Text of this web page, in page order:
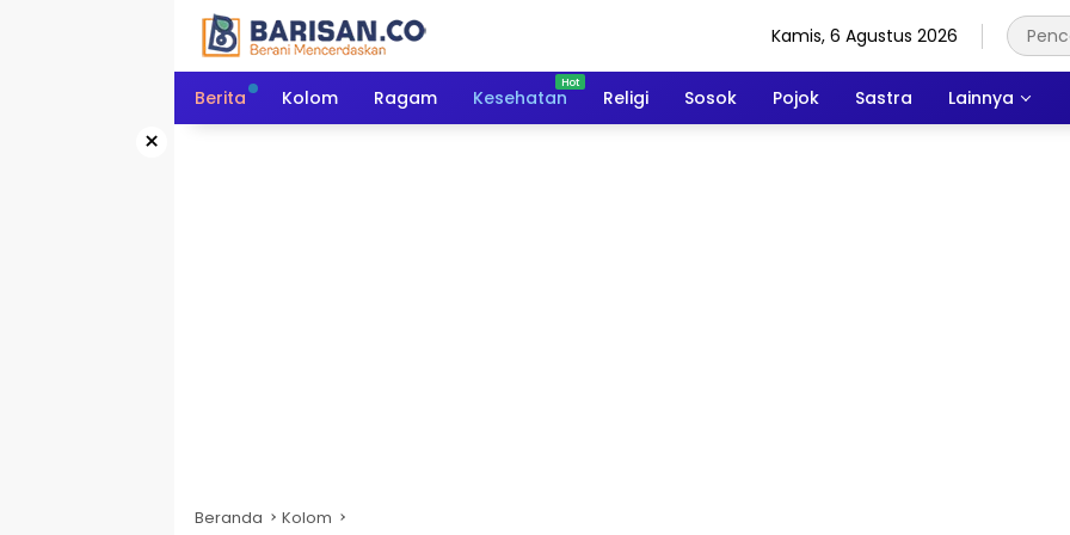
Kamis, 6 Agustus 2026
Berita Kolom Ragam Kesehatan Religi Sosok Pojok Sastra Lainnya
×
Beranda Kolom